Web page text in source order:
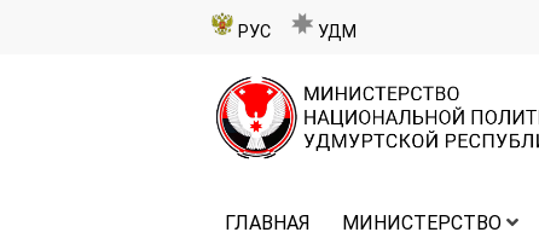
РУС УДМ
ГЛАВНАЯ МИНИСТЕРСТВО